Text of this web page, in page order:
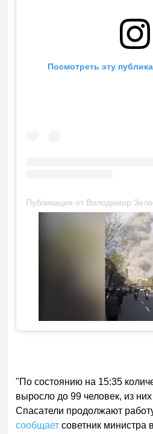
Посмотреть эту
"По состоянию на 15:35
выросло до 99 человек, из
Спасатели продолжают
сообщает советник министра